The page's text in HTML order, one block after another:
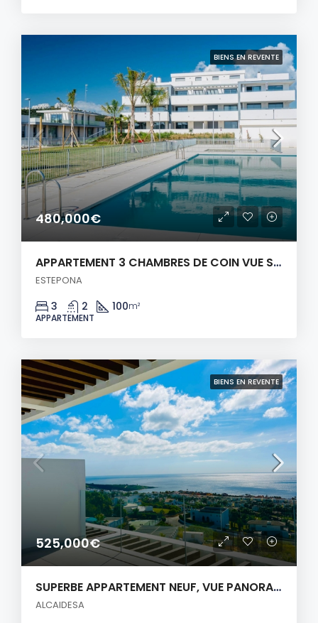
BIENS EN REVENTE
480,000€
APPARTEMENT 3 CHAMBRES DE COIN VUE SUR MER!
ESTEPONA
3 2 100m²
APPARTEMENT
BIENS EN REVENTE
525,000€
SUPERBE APPARTEMENT NEUF, VUE PANORAMIQUE SUR LA MER!
ALCAIDESA